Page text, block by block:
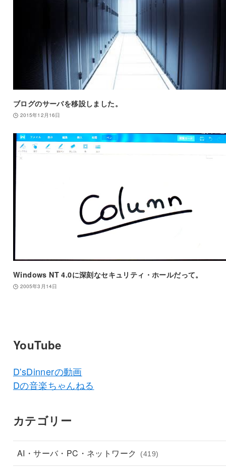
ブログのサーバを移設しました。
2015年12月16日
Windows NT 4.0に深刻なセキュリティ・ホールだって。
2005年3月14日
YouTube
D'sDinnerの動画
Dの音楽ちゃんねる
カテゴリー
AI・サーバ・PC・ネットワーク (419)